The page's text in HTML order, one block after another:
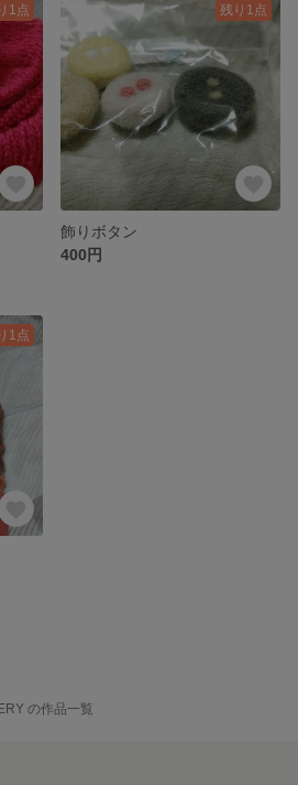
1点 残り1点
飾りボタン
400円
1点
の作品一覧